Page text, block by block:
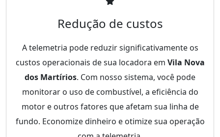
Redução de custos
A telemetria pode reduzir significativamente os
custos operacionais de sua locadora em Vila Nova
dos Martírios. Com nosso sistema, você pode
monitorar o uso de combustível, a eficiência do
motor e outros fatores que afetam sua linha de
fundo. Economize dinheiro e otimize sua operação